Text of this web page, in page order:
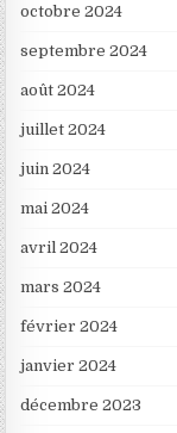
octobre 2024
septembre 2024
août 2024
juillet 2024
juin 2024
mai 2024
avril 2024
mars 2024
février 2024
janvier 2024
décembre 2023